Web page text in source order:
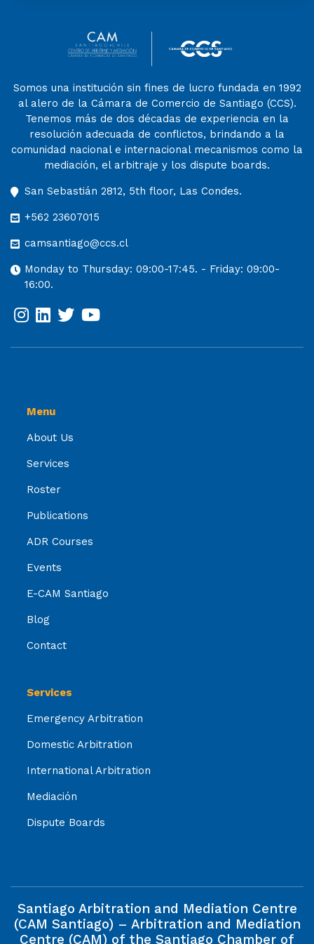
Somos una institución sin fines de lucro fundada en 1992
al alero de la Cámara de Comercio de Santiago (CCS).
Tenemos más de dos décadas de experiencia en la
resolución adecuada de conflictos, brindando a la
comunidad nacional e internacional mecanismos como la
mediación, el arbitraje y los dispute boards.
San Sebastián 2812, 5th floor, Las Condes.
+562 23607015
camsantiago@ccs.cl
Monday to Thursday: 09:00-17:45. - Friday: 09:00-
16:00.
Menu
About Us
Services
Roster
Publications
ADR Courses
Events
E-CAM Santiago
Blog
Contact
Services
Emergency Arbitration
Domestic Arbitration
International Arbitration
Mediación
Dispute Boards
Santiago Arbitration and Mediation Centre
(CAM Santiago) – Arbitration and Mediation
Centre (CAM) of the Santiago Chamber of